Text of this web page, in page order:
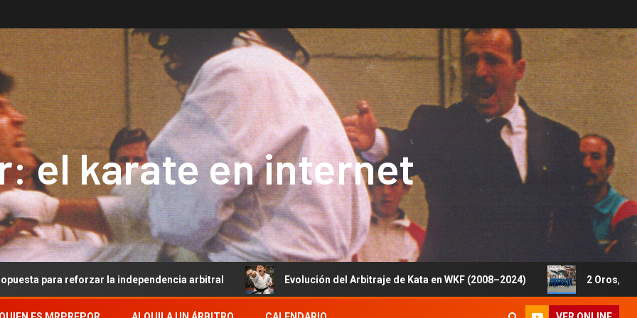
el karate en internet
la independencia arbitral Evolución del Arbitraje de Kata en WKF (2008–2024) 2 Oros, 1 Plata y 5